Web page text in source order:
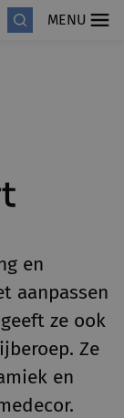
MENU
en
aanpassen
ze ook
Ze
en